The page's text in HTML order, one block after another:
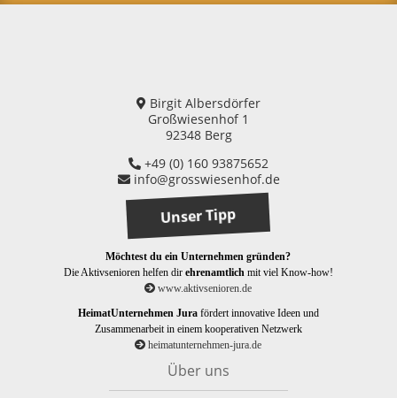
Birgit Albersdörfer
Großwiesenhof 1
92348 Berg
+49 (0) 160 93875652
info@grosswiesenhof.de
Unser Tipp
Möchtest du ein Unternehmen gründen?
Die Aktivsenioren helfen dir ehrenamtlichmit viel Know-how!
www.aktivsenioren.de
HeimatUnternehmen Jura fördert innovative Ideen und
Zusammenarbeit in einem kooperativen Netzwerk
heimatunternehmen-jura.de
Über uns